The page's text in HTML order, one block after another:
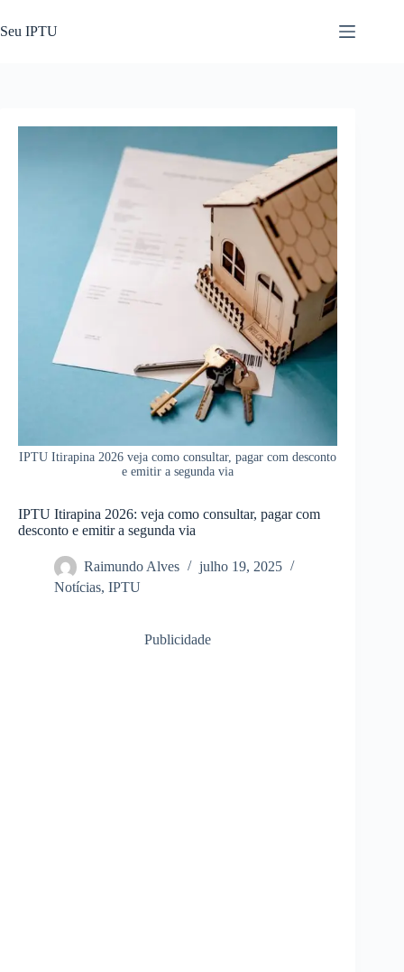
para
o
Seu IPTU
IPTU Itirapina 2026 veja como consultar, pagar com desconto
e emitir a segunda via
IPTU Itirapina 2026: veja como consultar, pagar com
desconto e emitir a segunda via
Raimundo Alves
julho 19, 2025
Notícias, IPTU
Publicidade